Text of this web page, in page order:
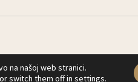
na našoj web stranici.
switch them off insettings.